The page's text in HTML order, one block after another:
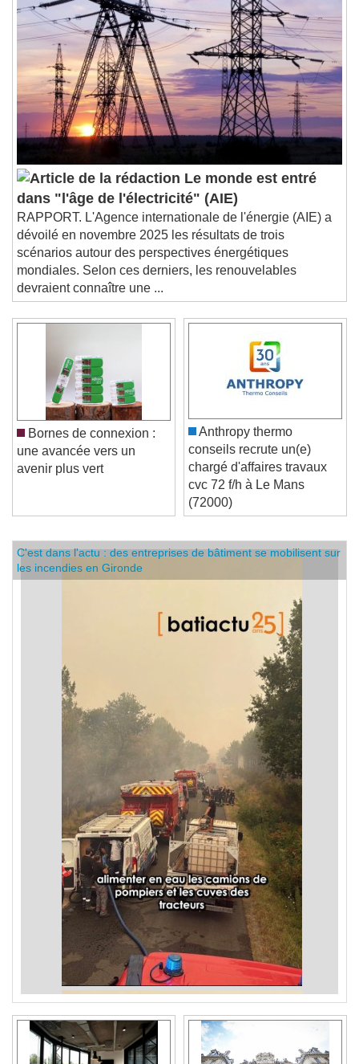
Le monde est entré
dans "l'âge de l'électricité" (AIE)
RAPPORT. L'Agence internationale de l'énergie (AIE) a
dévoilé en novembre 2025 les résultats de trois
scénarios autour des perspectives énergétiques
mondiales. Selon ces derniers, les renouvelables
devraient connaître une ...
Bornes de connexion :
une avancée vers un
avenir plus vert
Anthropy thermo
conseils recrute un(e)
chargé d'affaires travaux
cvc 72 f/h à Le Mans
(72000)
C'est dans l'actu : des entreprises de bâtiment se mobilisent sur
les incendies en Gironde